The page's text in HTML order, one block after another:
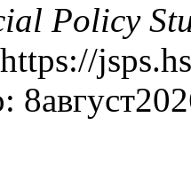
Policy